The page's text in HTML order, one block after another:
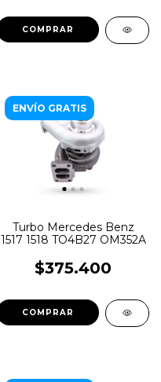
ENVÍO GRATIS
Turbo Mercedes Benz
1517 1518 TO4B27 OM352A
$375.400